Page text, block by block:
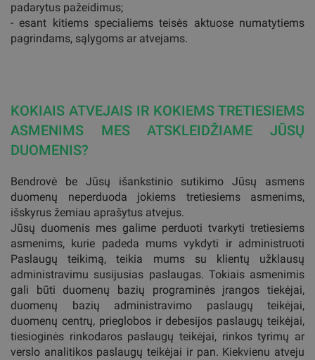
padarytus pažeidimus;
- esant kitiems specialiems teisės aktuose numatytiems
pagrindams, sąlygoms ar atvejams.
KOKIAIS ATVEJAIS IR KOKIEMS TRETIESIEMS
ASMENIMS MES ATSKLEIDŽIAME JŪSŲ
DUOMENIS?
Bendrovė be Jūsų išankstinio sutikimo Jūsų asmens
duomenų neperduoda jokiems tretiesiems asmenims,
išskyrus žemiau aprašytus atvejus.
Jūsų duomenis mes galime perduoti tvarkyti tretiesiems
asmenims, kurie padeda mums vykdyti ir administruoti
Paslaugų teikimą, teikia mums su klientų užklausų
administravimu susijusias paslaugas. Tokiais asmenimis
gali būti duomenų bazių programinės įrangos tiekėjai,
duomenų bazių administravimo paslaugų teikėjai,
duomenų centrų, prieglobos ir debesijos paslaugų teikėjai,
tiesioginės rinkodaros paslaugų teikėjai, rinkos tyrimų ar
verslo analitikos paslaugų teikėjai ir pan. Kiekvienu atveju